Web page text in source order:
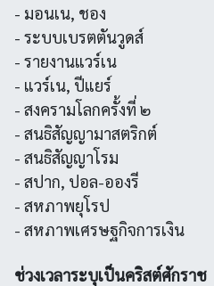
- มอนเน, ชอง
- ระบบเบรตตันวูดส์
- รายงานแวร์เน
- แวร์เน, ปีแยร์
- สงครามโลกครั้งที่ ๒
- สนธิสัญญามาสตริกต์
- สนธิสัญญาโรม
- สปาก, ปอล-อองรี
- สหภาพยุโรป
- สหภาพเศรษฐกิจการเงิน
ช่วงเวลาระบุเป็นคริสต์ศักราช